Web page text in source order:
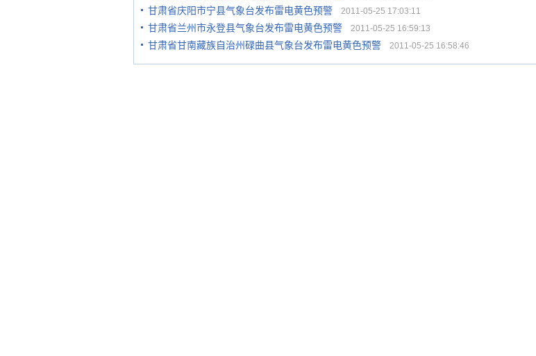
甘肃省庆阳市宁县气象台发布雷电黄色预警 2011-05-25 17:03:11
甘肃省兰州市永登县气象台发布雷电黄色预警 2011-05-25 16:59:13
甘肃省甘南藏族自治州碌曲县气象台发布雷电黄色预警 2011-05-25 16:58:46